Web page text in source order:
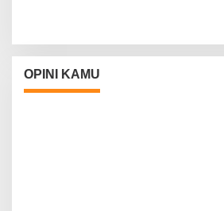
OPINI KAMU